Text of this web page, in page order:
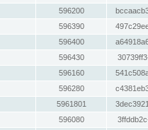
596200
596390
596400
596430
596160
596280
5961801
596080